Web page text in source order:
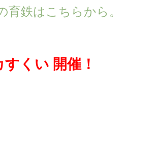
鉄はこちらから。
くい 開催！